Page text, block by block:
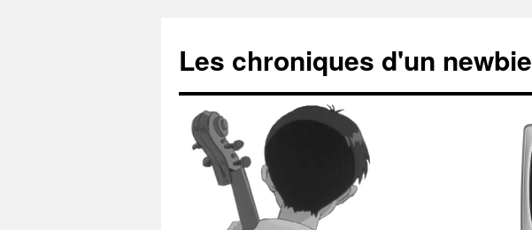
Les chroniques d'un newbie